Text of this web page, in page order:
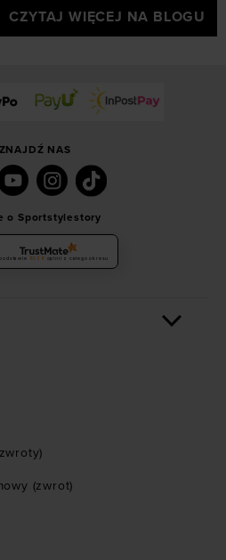
CZYTAJ WIĘCEJ NA BLOGU
ZNAJDŹ NAS
o Sportstylestory
6036 opinii z całego okresu
(zwrot)